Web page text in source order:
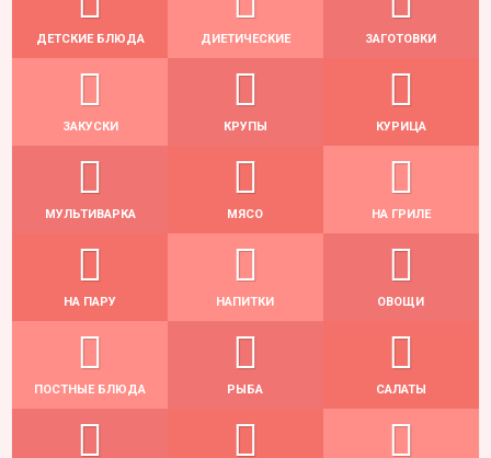
ДЕТСКИЕ БЛЮДА ДИЕТИЧЕСКИЕ ЗАГОТОВКИ
ЗАКУСКИ КРУПЫ КУРИЦА
МУЛЬТИВАРКА МЯСО НА ГРИЛЕ
НА ПАРУ НАПИТКИ ОВОЩИ
ПОСТНЫЕ БЛЮДА РЫБА САЛАТЫ